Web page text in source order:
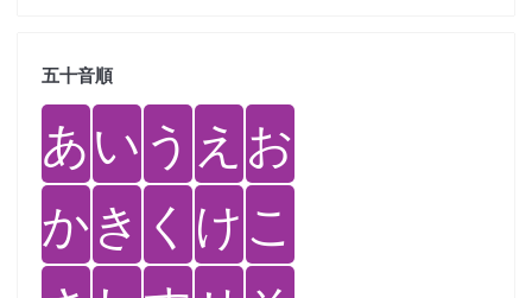
五十音順
あい う え お
かき く けこ